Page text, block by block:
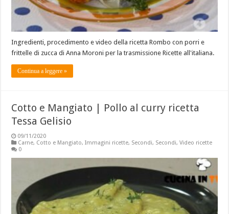
Ingredienti, procedimento e video della ricetta Rombo con porri e
frittelle di zucca di Anna Moroni per la trasmissione Ricette all'italiana.
Continua a leggere »
Cotto e Mangiato | Pollo al curry ricetta
Tessa Gelisio
09/11/2020
Carne, Cotto e Mangiato,Immagini ricette, Secondi, Secondi,Video ricette
0